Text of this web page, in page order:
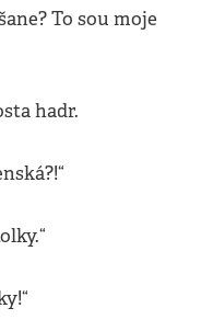
To sou moje
hadr.